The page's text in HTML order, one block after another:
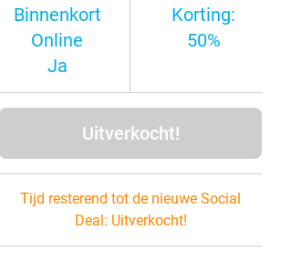
Binnenkort
Online
Ja
Korting:
50%
Uitverkocht!
Tijd resterend tot de nieuwe Social
Deal: Uitverkocht!